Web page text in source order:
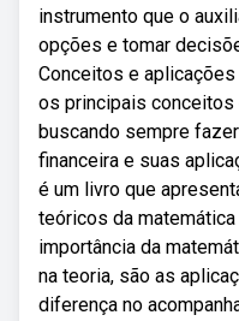
instrumento que o
opções e tomar
Conceitos e
os principais conceitos
buscando sempre
financeira e suas
é um livro que
teóricos da
importância da
na teoria, são as
diferença no